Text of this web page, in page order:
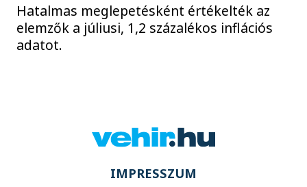
Hatalmas meglepetésként értékelték az
elemzők a júliusi, 1,2 százalékos inflációs
adatot.
IMPRESSZUM